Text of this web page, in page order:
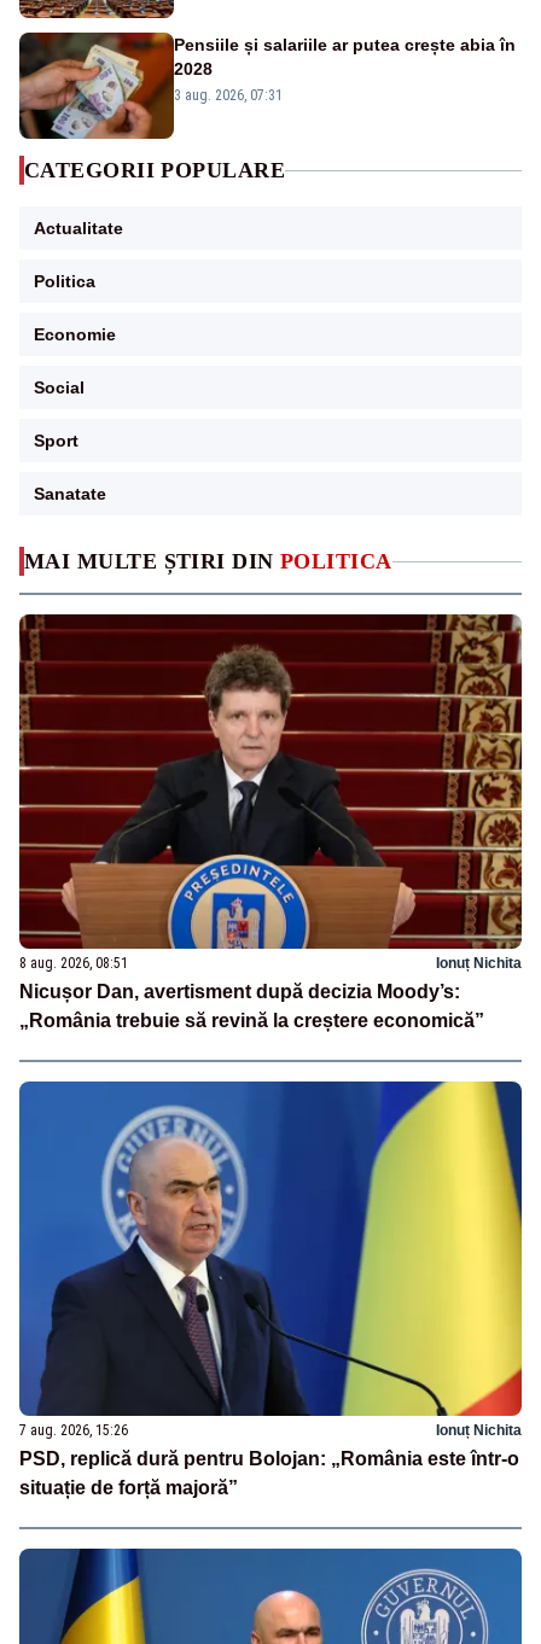
MAI MULTE ȘTIRI DIN POLITICA
8 aug. 2026, 08:51 Ionuț Nichita
Nicușor Dan, avertisment după decizia Moody’s:
„România trebuie să revină la creștere economică”
7 aug. 2026, 15:26 Ionuț Nichita
PSD, replică dură pentru Bolojan: „România este într-o
situație de forță majoră”
Pensiile și salariile ar putea crește abia în
2028
3 aug. 2026, 07:31
CATEGORII POPULARE
Actualitate
Politica
Economie
Social
Sport
Sanatate